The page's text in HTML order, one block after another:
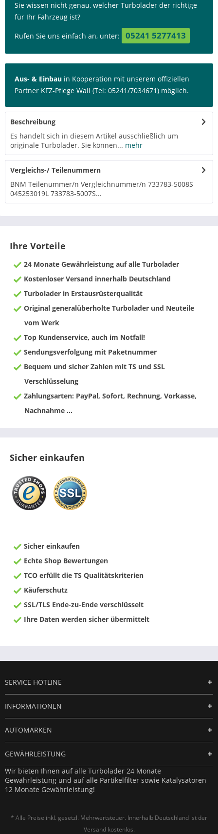
Sie wissen nicht genau, welcher Turbolader der richtige
für Ihr Fahrzeug ist?
Rufen Sie uns einfach an, unter: 05241 5277413
Aus- & Einbau in Kooperation mit unserem offiziellen
Partner KFZ-Pflege Wall (Tel: 05241/7034671) möglich.
Beschreibung
Es handelt sich in diesem Artikel ausschließlich um
originale Turbolader. Sie können... mehr
Vergleichs-/ Teilenummern
BNM Teilenummer/n Vergleichnummer/n 733783-5008S
045253019L 733783-5007S...
Ihre Vorteile
24 Monate Gewährleistung auf alle Turbolader
Kostenloser Versand innerhalb Deutschland
Turbolader in Erstausrüsterqualität
Original generalüberholte Turbolader und Neuteile
vom Werk
Top Kundenservice, auch im Notfall!
Sendungsverfolgung mit Paketnummer
Bequem und sicher Zahlen mit TS und SSL
Verschlüsselung
Zahlungsarten: PayPal, Sofort, Rechnung, Vorkasse,
Nachnahme ...
Sicher einkaufen
Sicher einkaufen
Echte Shop Bewertungen
TCO erfüllt die TS Qualitätskriterien
Käuferschutz
SSL/TLS Ende-zu-Ende verschlüsselt
Ihre Daten werden sicher übermittelt
SERVICE HOTLINE
INFORMATIONEN
AUTOMARKEN
GEWÄHRLEISTUNG
Wir bieten Ihnen auf alle Turbolader 24 Monate
Gewährleistung und auf alle Partikelfilter sowie Katalysatoren
12 Monate Gewährleistung!
* Alle Preise inkl. gesetzl. Mehrwertsteuer. Innerhalb Deutschland ist der
Versand kostenlos.